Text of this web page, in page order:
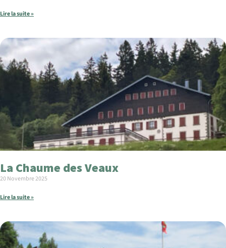
Lire la suite »
La Chaume des Veaux
20 Novembre 2025
Lire la suite »